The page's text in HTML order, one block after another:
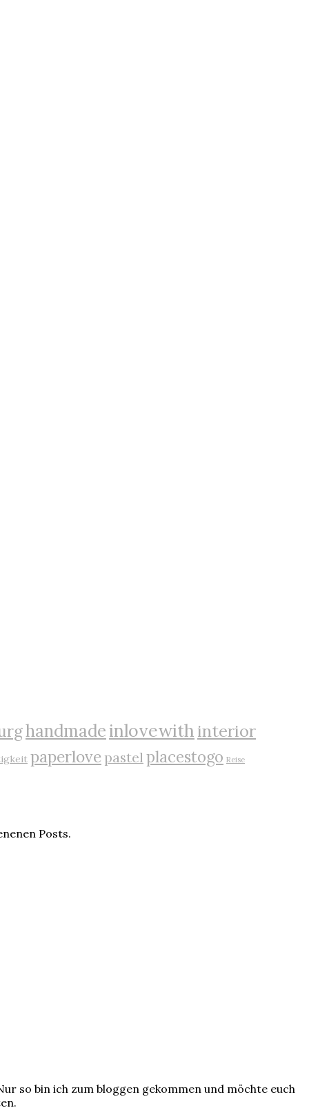
handmadeinlovewith interior
paperlove pastel placestogo Reise
Posts.
so bin ich zum bloggen gekommen und möchte euch